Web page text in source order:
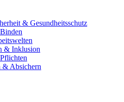
& Gesundheitsschutz
& Inklusion
& Absichern